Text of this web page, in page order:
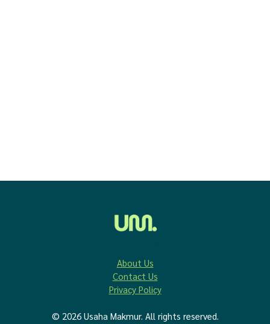
About Us
Contact Us
Privacy Policy
© 2026 Usaha Makmur. All rights reserved.